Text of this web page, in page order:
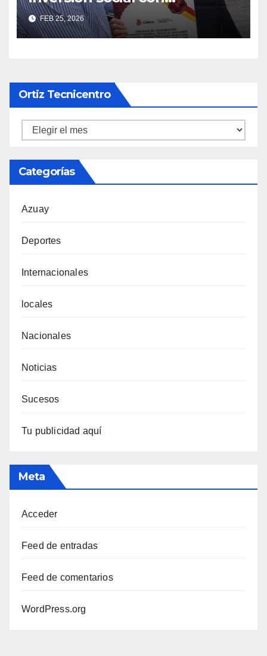
fundaciones e instituciones
locales
FEB 25, 2026
Ortiz Tecnicentro
Ortiz
Categorías
Azuay
Deportes
Internacionales
locales
Nacionales
Noticias
Sucesos
Tu publicidad aquí
Meta
Acceder
Feed de entradas
Feed de comentarios
WordPress.org